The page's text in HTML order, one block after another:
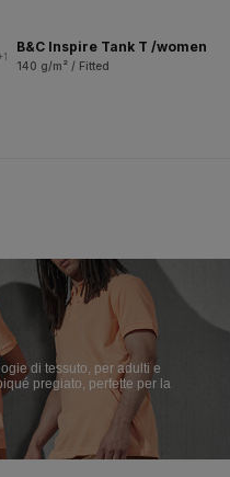
B&C Inspire Tank T /women
140 g/m² / Fitted
di tessuto, per adulti e
pregiato, perfette per la